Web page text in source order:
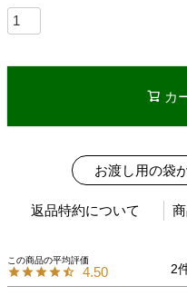
カ
お渡し用の袋
返品特約について
4.50 2